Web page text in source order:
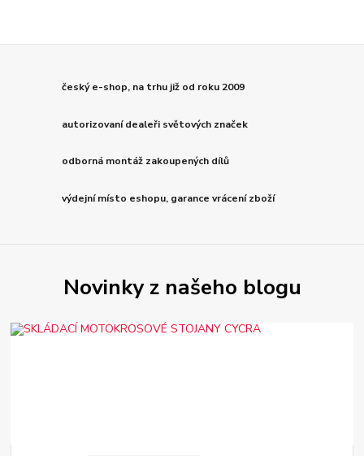
český e-shop, na trhu již od roku 2009
autorizovaní dealeři světových značek
odborná montáž zakoupených dílů
výdejní místo eshopu, garance vrácení zboží
Novinky z našeho blogu